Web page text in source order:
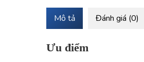
Mô tả Đánh giá (0)
Ưu điểm